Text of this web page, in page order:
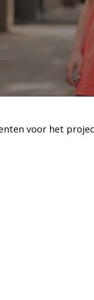
voor het